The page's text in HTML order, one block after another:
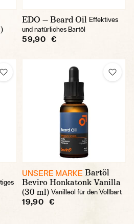
EDO — Beard Oil Effektives
und natürliches Bartöl
59,90 €
UNSERE MARKE Bartöl
Beviro Honkatonk Vanilla
(30 ml) Vanilleöl für den Vollbart
19,90 €